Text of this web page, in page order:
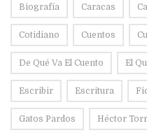
Biografía Caracas
Cotidiano Cuentos
De Qué Va El Cuento El
Escribir Escritura
Gatos Pardos Héctor